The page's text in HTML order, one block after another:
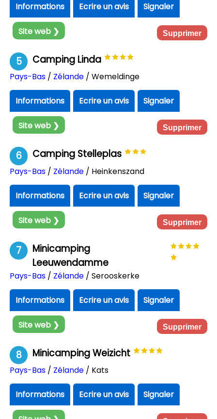
Informations Ecrire un avis Signaler
Site web ❯ Supprimer
5 Camping Linda
Pays-Bas / Zélande / Wemeldinge
Informations Ecrire un avis Signaler
Site web ❯ Supprimer
6 Camping Stelleplas
Pays-Bas / Zélande / Heinkenszand
Informations Ecrire un avis Signaler
Site web ❯ Supprimer
7
Minicamping
Leeuwendamme
Pays-Bas / Zélande / Serooskerke
Informations Ecrire un avis Signaler
Site web ❯ Supprimer
8 Minicamping Weizicht
Pays-Bas / Zélande / Kats
Informations Ecrire un avis Signaler